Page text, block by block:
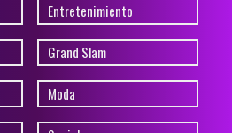
Entretenimiento
Grand Slam
Moda